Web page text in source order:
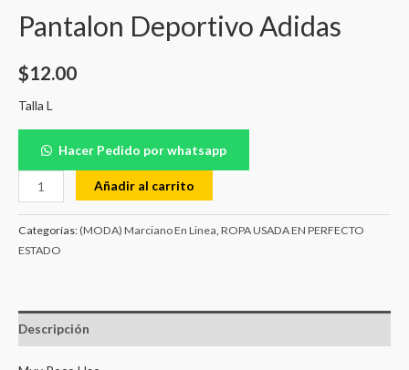
Pantalon Deportivo Adidas
$12.00
Talla L
Hacer Pedido por whatsapp
Añadir al carrito
Categorías:(MODA) Marciano En Linea, ROPA USADA EN PERFECTO
ESTADO
Descripción